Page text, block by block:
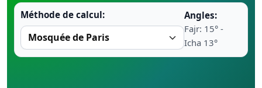
Ramadan
Méthode de calcul:
Angles:
Fajr: 15° -
Icha 13°